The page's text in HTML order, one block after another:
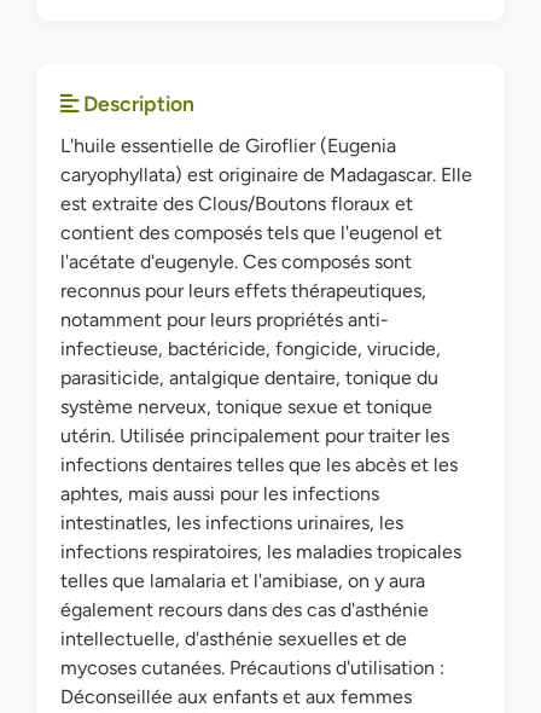
Description
L'huile essentielle de Giroflier (Eugenia
caryophyllata) est originaire de Madagascar. Elle
est extraite des Clous/Boutons floraux et
contient des composés tels que l'eugenol et
l'acétate d'eugenyle. Ces composés sont
reconnus pour leurs effets thérapeutiques,
notamment pour leurs propriétés anti-
infectieuse, bactéricide, fongicide, virucide,
parasiticide, antalgique dentaire, tonique du
système nerveux, tonique sexue et tonique
utérin. Utilisée principalement pour traiter les
infections dentaires telles que les abcès et les
aphtes, mais aussi pour les infections
intestinatles, les infections urinaires, les
infections respiratoires, les maladies tropicales
telles que lamalaria et l'amibiase, on y aura
également recours dans des cas d'asthénie
intellectuelle, d'asthénie sexuelles et de
mycoses cutanées. Précautions d'utilisation :
Déconseillée aux enfants et aux femmes